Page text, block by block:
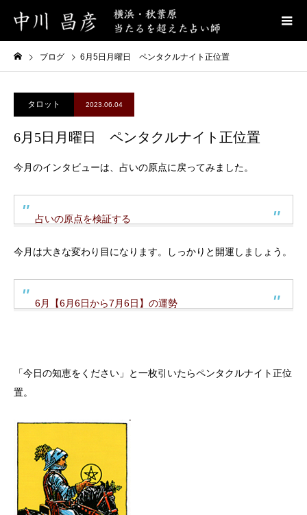
ブログ 6月5日月曜日 ペンタクルナイト正位置
タロット 2023.06.04
6月5日月曜日 ペンタクルナイト正位置
今月のインタビューは、占いの原点に戻ってみました。
占いの原点を検証する
今月は大きな変わり目になります。しっかりと開運しましょう。
6月【6月6日から7月6日】の運勢
「今日の知恵をください」と一枚引いたらペンタクルナイト正位
置。